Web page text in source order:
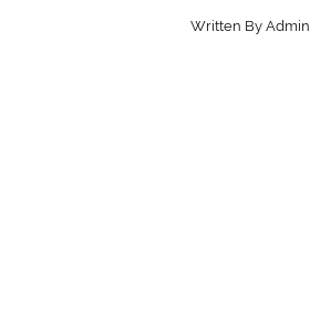
Written By Admin